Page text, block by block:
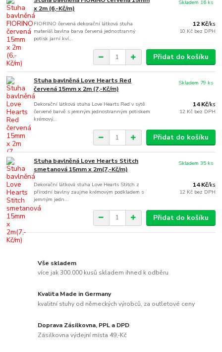
x 2m (6,-Kč/m)
FIORINO červená dekorační látková stuha
materiál bavlna barva červená jednostranný
potisk jarní kví...
12 Kč/ks
10 Kč bez DPH
Skladem 16 ks
Přidat do košíku
Stuha bavlněná Love Hearts Red
červená 15mm x 2m (7,-Kč/m)
Dekorační látková stuha Love Hearts Red v sytě
červené barvě s jemným jednostranným potiskem
krémový...
14 Kč/ks
12 Kč bez DPH
Skladem 79 ks
Přidat do košíku
Stuha bavlněná Love Hearts Stitch
smetanová 15mm x 2m(7,-Kč/m)
Dekorační látková stuha Love Hearts Stitch z
přírodní bavlny zaujme krémovým podkladem s
jemným jedn...
14 Kč/ks
12 Kč bez DPH
Skladem 35 ks
Přidat do košíku
Vše skladem
více jak 300.000 kusů skladem ihned k odběru
Kvalita Made in Germany
kvalitní stuhy od německých výrobců, za outletové ceny
Doprava Zásilkovna, PPL a DPD
Zásilkovna výdejní místa 49,-Kč